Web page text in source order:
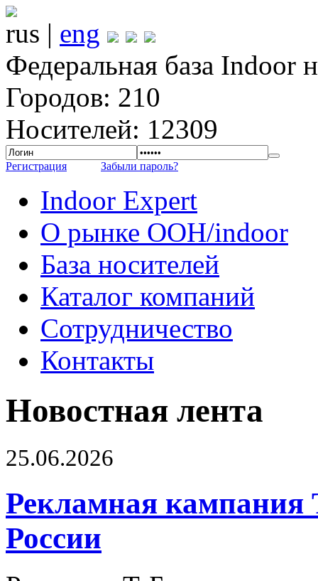
rus | eng
Федеральная база Indoor
Городов: 210
Носителей: 12309
Регистрация Забыли пароль?
Indoor Expert
О рынке OOH/indoor
База носителей
Каталог компаний
Сотрудничество
Контакты
Новостная лента
25.06.2026
Рекламная кампания
России